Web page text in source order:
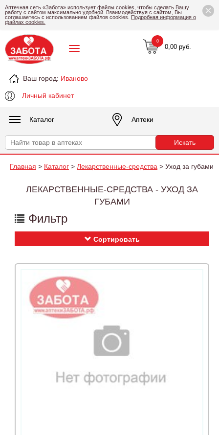
×
Аптечная сеть «Забота» использует файлы cookies, чтобы сделать Вашу
работу с сайтом максимально удобной. Взаимодействуя с сайтом, Вы
соглашаетесь с использованием файлов cookies. Подробная информация о
файлах cookies.
Ваш город: Иваново
Личный кабинет
0,00 руб.
0
Каталог Аптеки
Главная > Каталог > Лекарственные-средства > Уход за губами
ЛЕКАРСТВЕННЫЕ-СРЕДСТВА - УХОД ЗА
ГУБАМИ
Фильтр
Сортировать